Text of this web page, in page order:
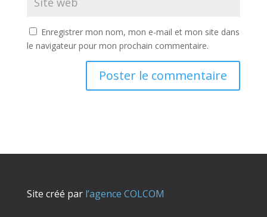
Enregistrer mon nom, mon e-mail et mon site dans
le navigateur pour mon prochain commentaire.
Site créé parl’agence COLCOM